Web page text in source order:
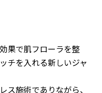
果で肌フローラを整
チを入れる新しいジャ
ス施術でありながら、